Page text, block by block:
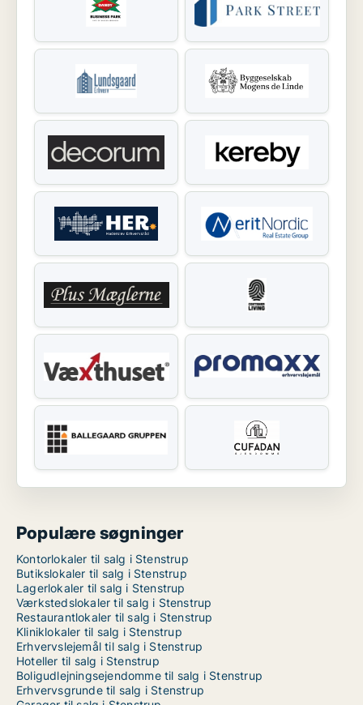
Populære søgninger
Kontorlokaler til salg i Stenstrup
Butikslokaler til salg i Stenstrup
Lagerlokaler til salg i Stenstrup
Værkstedslokaler til salg i Stenstrup
Restaurantlokaler til salg i Stenstrup
Kliniklokaler til salg i Stenstrup
Erhvervslejemål til salg i Stenstrup
Hoteller til salg i Stenstrup
Boligudlejningsejendomme til salg i Stenstrup
Erhvervsgrunde til salg i Stenstrup